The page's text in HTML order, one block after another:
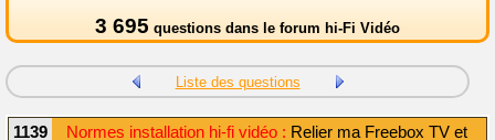
3 695 questions dans le forum hi-Fi Vidéo
Liste des questions
1139 Normes installation hi-fi vidéo : Relier ma Freebox TV et